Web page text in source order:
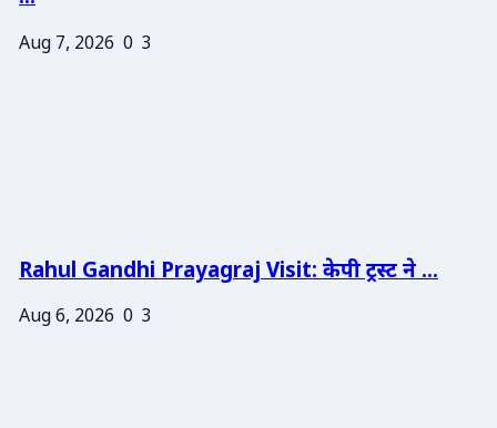
Aug 7, 2026 0 3
Rahul Gandhi Prayagraj Visit: केपी ट्रस्ट ने ...
Aug 6, 2026 0 3